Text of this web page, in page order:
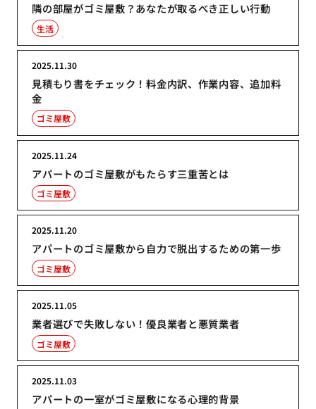
隣の部屋がゴミ屋敷？あなたが取るべき正しい行動
生活
見積もり書をチェック！料金内訳、作業内容、追加料
金
2025.11.30
ゴミ屋敷
アパートのゴミ屋敷がもたらす三重苦とは
2025.11.24
ゴミ屋敷
アパートのゴミ屋敷から自力で脱出するための第一歩
2025.11.20
ゴミ屋敷
業者選びで失敗しない！優良業者と悪質業者
2025.11.05
ゴミ屋敷
アパートの一室がゴミ屋敷になる心理的背景
2025.11.03